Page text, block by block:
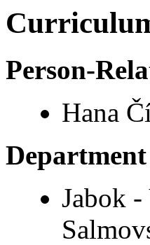
Person-
Hana
Department
Jabok